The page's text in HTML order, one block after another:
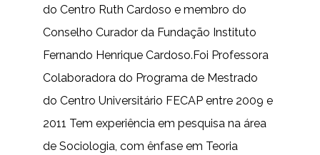
do Centro Ruth Cardoso e membro do
Conselho Curador da Fundação Instituto
Fernando Henrique Cardoso.Foi Professora
Colaboradora do Programa de Mestrado
do Centro Universitário FECAP entre 2009 e
2011 Tem experiência em pesquisa na área
de Sociologia, com ênfase em Teoria